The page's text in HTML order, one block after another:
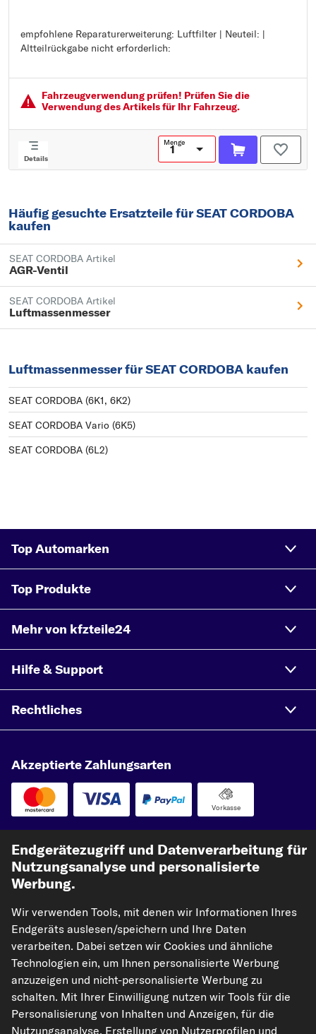
empfohlene Reparaturerweiterung: Luftfilter | Neuteil: |
Altteilrückgabe nicht erforderlich:
empfohlene Reparaturerweiterung: Luftfilter
Neuteil:
Fahrzeugver­wendung prüfen! Prüfen Sie die
Verwendung des Artikels für Ihr Fahrzeug.
Details
Menge
Häufig gesuchte Ersatzteile für SEAT CORDOBA
kaufen
SEAT CORDOBA Artikel
AGR-Ventil
SEAT CORDOBA Artikel
Luftmassenmesser
Luftmassenmesser für SEAT CORDOBA kaufen
SEAT CORDOBA (6K1, 6K2)
SEAT CORDOBA Vario (6K5)
SEAT CORDOBA (6L2)
Top Automarken
Top Produkte
Mehr von kfzteile24
Hilfe & Support
Rechtliches
Akzeptierte Zahlungsarten
Vorkasse
kfzteile24.de carpardoo.nl
carpardoo.fr
carpardoo.dk
Endgerätezugriff und Datenverarbeitung für
Nutzungsanalyse und personalisierte
Werbung.
Wir verwenden Tools, mit denen wir Informationen Ihres
Endgeräts auslesen/speichern und Ihre Daten
verarbeiten. Dabei setzen wir Cookies und ähnliche
Technologien ein, um Ihnen personalisierte Werbung
anzuzeigen und nicht-personalisierte Werbung zu
schalten. Mit Ihrer Einwilligung nutzen wir Tools für die
Personalisierung von Inhalten und Anzeigen, für die
Nutzungsanalyse, Erstellung von Nutzerprofilen und